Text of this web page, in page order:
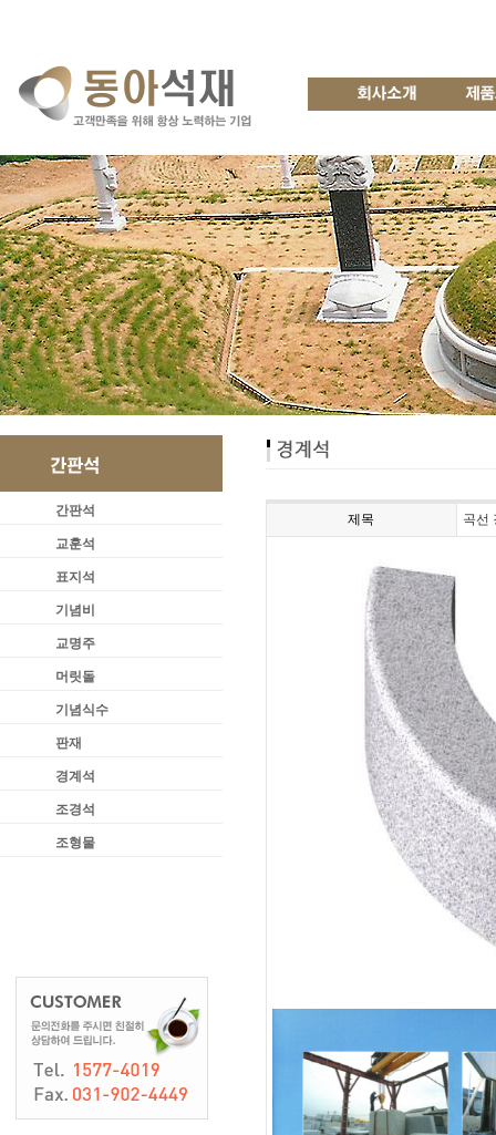
간판석
교훈석
표지석
기념비
교명주
머릿돌
기념식수
판재
경계석
조경석
조형물
제목 곡선